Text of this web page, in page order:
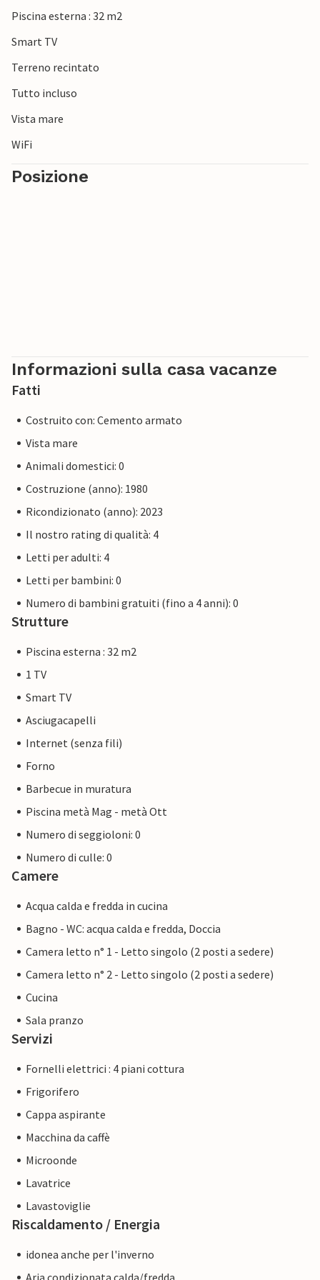
Piscina esterna : 32 m2
Smart TV
Terreno recintato
Tutto incluso
Vista mare
WiFi
Posizione
Informazioni sulla casa vacanze
Fatti
Costruito con: Cemento armato
Vista mare
Animali domestici: 0
Costruzione (anno): 1980
Ricondizionato (anno): 2023
Il nostro rating di qualità: 4
Letti per adulti: 4
Letti per bambini: 0
Numero di bambini gratuiti (fino a 4 anni): 0
Strutture
Piscina esterna : 32 m2
1 TV
Smart TV
Asciugacapelli
Internet (senza fili)
Forno
Barbecue in muratura
Piscina metà Mag - metà Ott
Numero di seggioloni: 0
Numero di culle: 0
Camere
Acqua calda e fredda in cucina
Bagno - WC: acqua calda e fredda, Doccia
Camera letto n° 1 - Letto singolo (2 posti a sedere)
Camera letto n° 2 - Letto singolo (2 posti a sedere)
Cucina
Sala pranzo
Servizi
Fornelli elettrici : 4 piani cottura
Frigorifero
Cappa aspirante
Macchina da caffè
Microonde
Lavatrice
Lavastoviglie
Riscaldamento / Energia
idonea anche per l'inverno